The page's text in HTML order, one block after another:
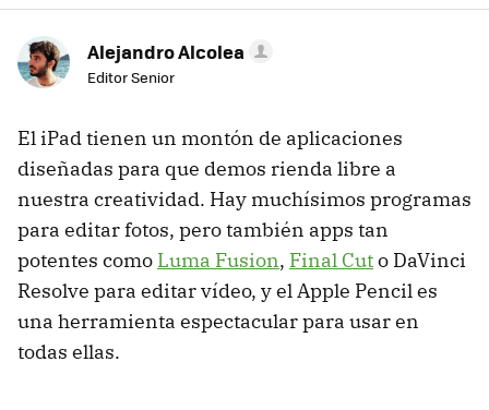
Alejandro Alcolea
Editor Senior
El iPad tienen un montón de aplicaciones
diseñadas para que demos rienda libre a
nuestra creatividad. Hay muchísimos programas
para editar fotos, pero también apps tan
potentes como Luma Fusion, Final Cuto DaVinci
Resolve para editar vídeo, y el Apple Pencil es
una herramienta espectacular para usar en
todas ellas.